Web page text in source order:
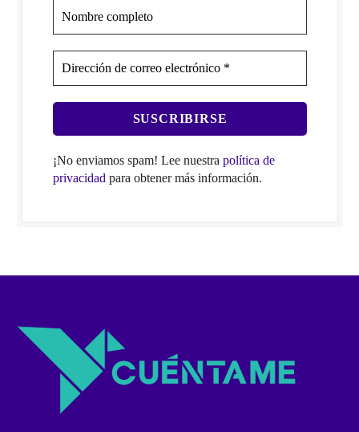
¡No enviamos spam! Lee nuestra política de
privacidad para obtener más información.